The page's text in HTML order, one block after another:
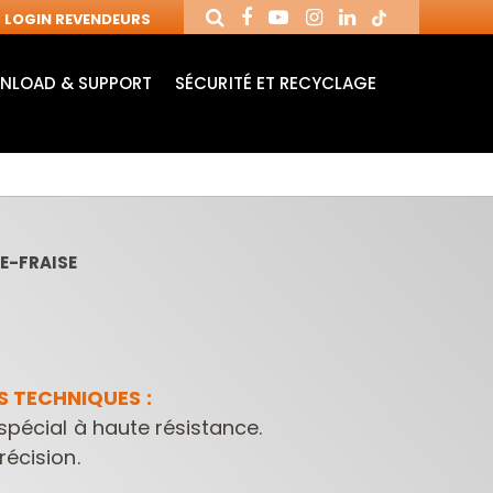
LOGIN REVENDEURS
MANDRINS ET
FRAISES POUR
FRAISES AVEC
& SUPPORT
SÉCURITÉ ET RECYCLAGE
FRAISE
TECHNIQUES :
à haute résistance.